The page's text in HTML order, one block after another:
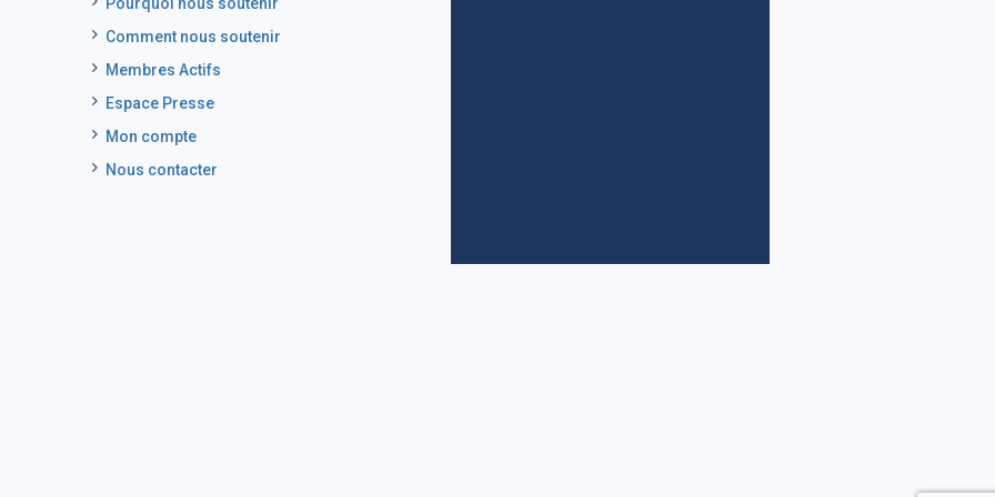
Comment nous soutenir
Membres Actifs
Espace Presse
Mon compte
Nous contacter